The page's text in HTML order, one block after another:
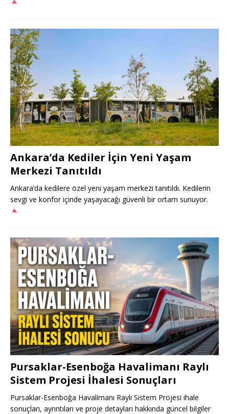
Ankara’da Kediler İçin Yeni Yaşam
Merkezi Tanıtıldı
Ankara’da kedilere özel yeni yaşam merkezi tanıtıldı. Kedilerin
sevgi ve konfor içinde yaşayacağı güvenli bir ortam sunuyor.
Pursaklar-Esenboğa Havalimanı Raylı
Sistem Projesi İhalesi Sonuçları
Pursaklar-Esenboğa Havalimanı Raylı Sistem Projesi ihale
sonuçları, ayrıntıları ve proje detayları hakkında güncel bilgiler